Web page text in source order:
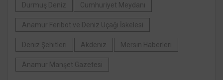
Durmuş Deniz Cumhuriyet Meydanı
Anamur Feribot ve Deniz Uçağı İskelesi
Deniz Şehitleri Akdeniz Mersin Haberleri
Anamur Manşet Gazetesi